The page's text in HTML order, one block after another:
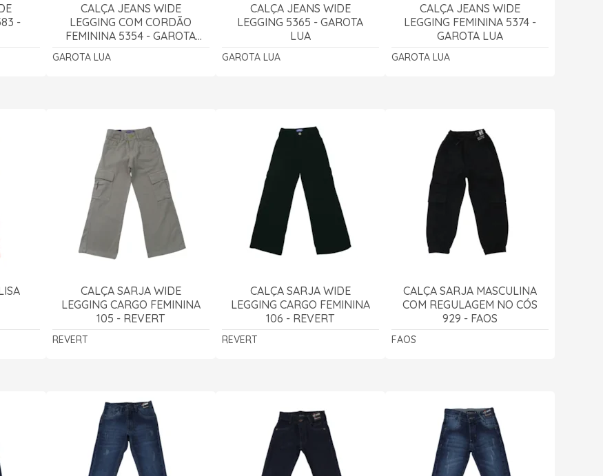
-
CALÇA JEANS WIDE
LEGGING COM CORDÃO
FEMININA 5354 - GAROTA
LUA
GAROTA LUA
CALÇA JEANS WIDE
LEGGING 5365 - GAROTA
LUA
GAROTA LUA
CALÇA JEANS WIDE
LEGGING FEMININA 5374 -
GAROTA LUA
GAROTA LUA
CALÇA SARJA WIDE
LEGGING CARGO FEMININA
105 - REVERT
REVERT
CALÇA SARJA WIDE
LEGGING CARGO FEMININA
106 - REVERT
REVERT
CALÇA SARJA MASCULINA
COM REGULAGEM NO CÓS
929 - FAOS
FAOS